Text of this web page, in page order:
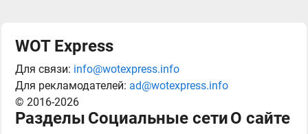
WOT Express
Для связи: info@wotexpress.info
Для рекламодателей: ad@wotexpress.info
© 2016-2026
Разделы Социальные сетиО сайте